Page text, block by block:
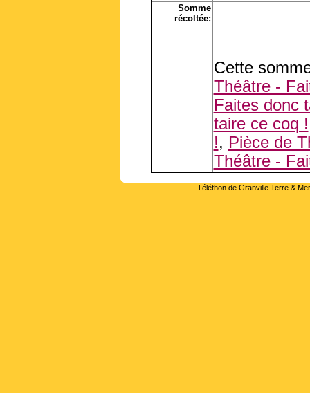
Somme
récoltée:
Cette
Théâtre -
Faites donc
taire ce coq !
!, Pièce de
Théâtre -
Téléthon de Granville Terre &